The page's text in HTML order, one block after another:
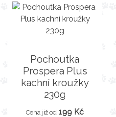
Pochoutka
Prospera Plus
kachní kroužky
230g
Cena již od 199 Kč